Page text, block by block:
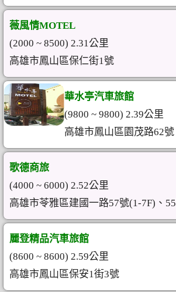
薇風情MOTEL
(2000 ~ 8500) 2.31公里
高雄市鳳山區保仁街1號
華水亭汽車旅館
(9800 ~ 9800) 2.39公里
高雄市鳳山區園茂路62號
歌德商旅
(4000 ~ 6000) 2.52公里
高雄市苓雅區建國一路57號(1-7F)、
麗登精品汽車旅館
(8600 ~ 8600) 2.59公里
高雄市鳳山區保安1街3號